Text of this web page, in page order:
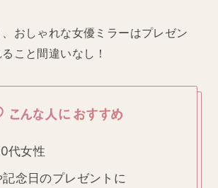
おしゃれな女優ミラーはプレゼン
こと間違いなし！
こんな人におすすめ
代女性
念日のプレゼントに